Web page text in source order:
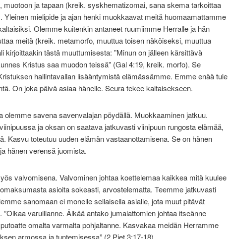
muotoon ja tapaan (kreik. syskhematizomai, sana skema tarkoittaa
Yleinen mielipide ja ajan henki muokkaavat meitä huomaamattamme
Olemme kuitenkin antaneet ruumiimme Herralle ja hän
meitä (kreik. metamorfo, muuttua toisen näköiseksi, muuttua
kirjoittaakin tästä muuttumisesta: ”Minun on jälleen kärsittävä
Kristus saa muodon teissä” (Gal 4:19, kreik. morfo). Se
hallintavallan lisääntymistä elämässämme. Emme enää tule
On joka päivä asiaa hänelle. Seura tekee kaltaisekseen.
olemme savena savenvalajan pöydällä. Muokkaaminen jatkuu.
ja oksan on saatava jatkuvasti viinipuun rungosta elämää,
Kasvu toteutuu uuden elämän vastaanottamisena. Se on hänen
hänen verensä juomista.
valvomisena. Valvominen johtaa koettelemaa kaikkea mitä kuulee
asioita sokeasti, arvostelematta. Teemme jatkuvasti
sanomaan ei monelle sellaisella asialle, jota muut pitävät
”Olkaa varuillanne. Älkää antako jumalattomien johtaa itseänne
omalta varmalta pohjaltanne. Kasvakaa meidän Herramme
armossa ja tuntemisessa” (2 Piet 3:17-18).